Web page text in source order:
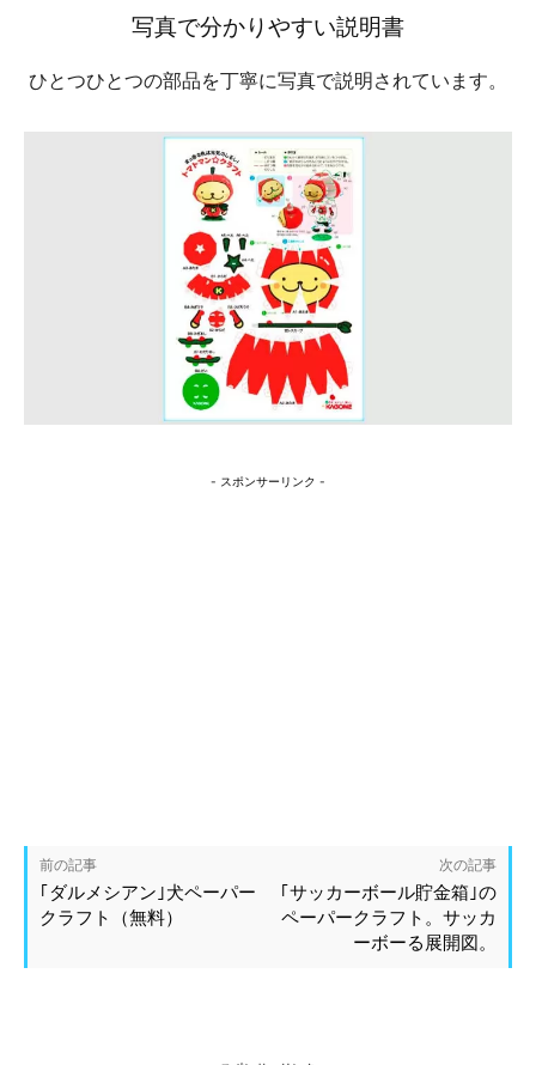
写真で分かりやすい説明書
ひとつひとつの部品を丁寧に写真で説明されています。
- スポンサーリンク -
前の記事
｢ダルメシアン｣犬ペーパー
クラフト（無料）
次の記事
｢サッカーボール貯金箱｣の
ペーパークラフト。サッカ
ーボーる展開図。